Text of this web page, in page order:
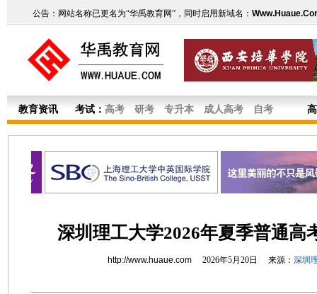
公告：网站名称已更名为“华禹教育网”，同时启用新域名：
教育资讯 考试： 高考 研考 专升本 成人高考 自考
深圳理工大学2026年夏季普通高
http://www.huaue.com2026年5月20日 来源： 深圳